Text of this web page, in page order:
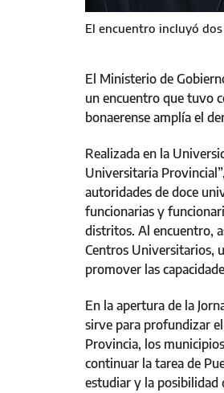
El encuentro incluyó
El Ministerio de
un encuentro que tuvo
bonaerense amplía el
Realizada en la
Universitaria
autoridades de doce
funcionarias y
distritos. Al encuentro,
Centros Universitarios,
promover las
En la apertura de la
sirve para profundizar
Provincia, los
continuar la tarea de
estudiar y la posibilidad